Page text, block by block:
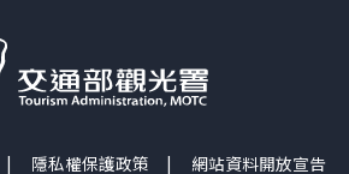
| 隱私權保護政策 | 網站資料開放宣告